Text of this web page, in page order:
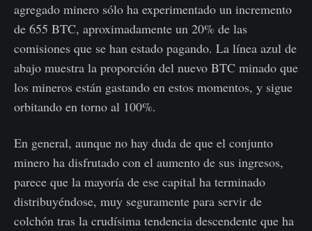
agregado minero sólo ha experimentado un incremento
de 655 BTC, aproximadamente un 20% de las
comisiones que se han estado pagando. La línea azul de
abajo muestra la proporción del nuevo BTC minado que
los mineros están gastando en estos momentos, y sigue
orbitando en torno al 100%.
En general, aunque no hay duda de que el conjunto
minero ha disfrutado con el aumento de sus ingresos,
parece que la mayoría de ese capital ha terminado
distribuyéndose, muy seguramente para servir de
colchón tras la crudísima tendencia descendente que ha